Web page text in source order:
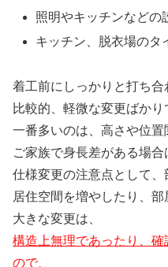
照明やキッチンなどの
キッチン、脱衣場のタ
着工前にしっかりと打ち合
比較的、軽微な変更ばかり
一番多いのは、高さや位置
ご家族で身長差がある場合
仕様変更の注意点として、
居住空間を増やしたり、
大きな変更は、
構造上無理であったり、
ので、